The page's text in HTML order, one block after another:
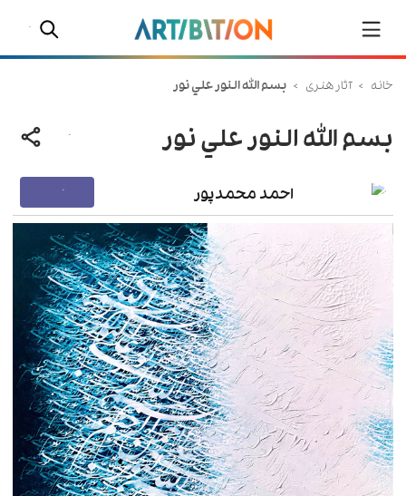
خانه > آثار هنری > بسم الله النور علي نور
بسم الله النور علي نور
احمد محمدپور